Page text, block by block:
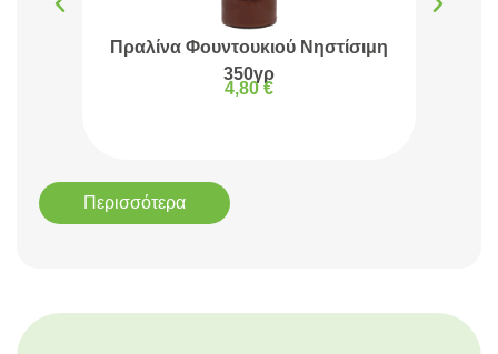
Πραλίνα Φουντουκιού Νηστίσιμη
350γρ
4,80 €
Περισσότερα